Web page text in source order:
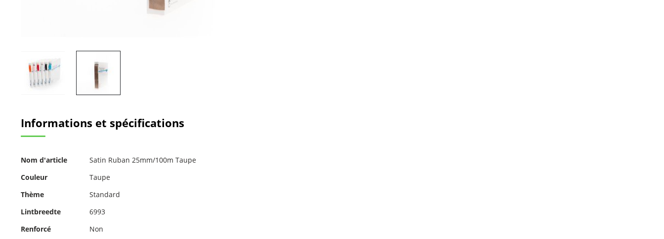
début
de
la
d’images
Informations et spécifications
Pour
d'informations
Nom d'article
Satin Ruban 25mm/100m Taupe
Couleur
Taupe
Thème
Standard
Lintbreedte
6993
Renforcé
Non